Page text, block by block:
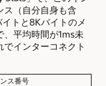
ス（自分自身も含
トと8Kバイトのメ
、平均時間が1ms未
インターコネクト
ス番号